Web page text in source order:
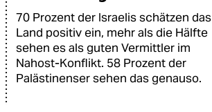
70 Prozent der Israelis schätzen das
Land positiv ein, mehr als die Hälfte
sehen es als guten Vermittler im
Nahost-Konflikt. 58 Prozent der
Palästinenser sehen das genauso.